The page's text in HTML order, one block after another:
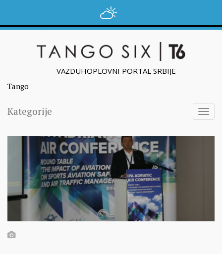
VAZDUHOPLOVNI PORTAL SRBIJE
Tango
Kategorije